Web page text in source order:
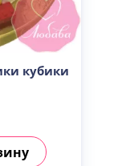
кубики